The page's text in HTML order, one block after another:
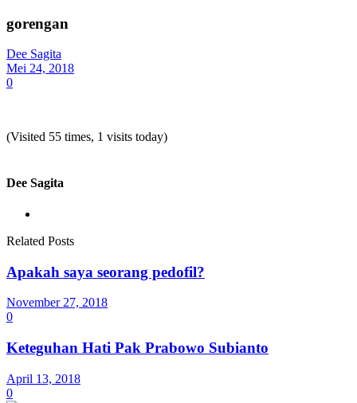
gorengan
Dee Sagita
Mei 24, 2018
0
(Visited 55 times, 1 visits today)
Dee Sagita
Related Posts
Apakah saya seorang pedofil?
November 27, 2018
0
Keteguhan Hati Pak Prabowo Subianto
April 13, 2018
0